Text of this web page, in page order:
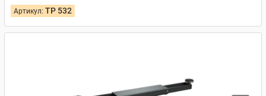
Артикул: ТР 532